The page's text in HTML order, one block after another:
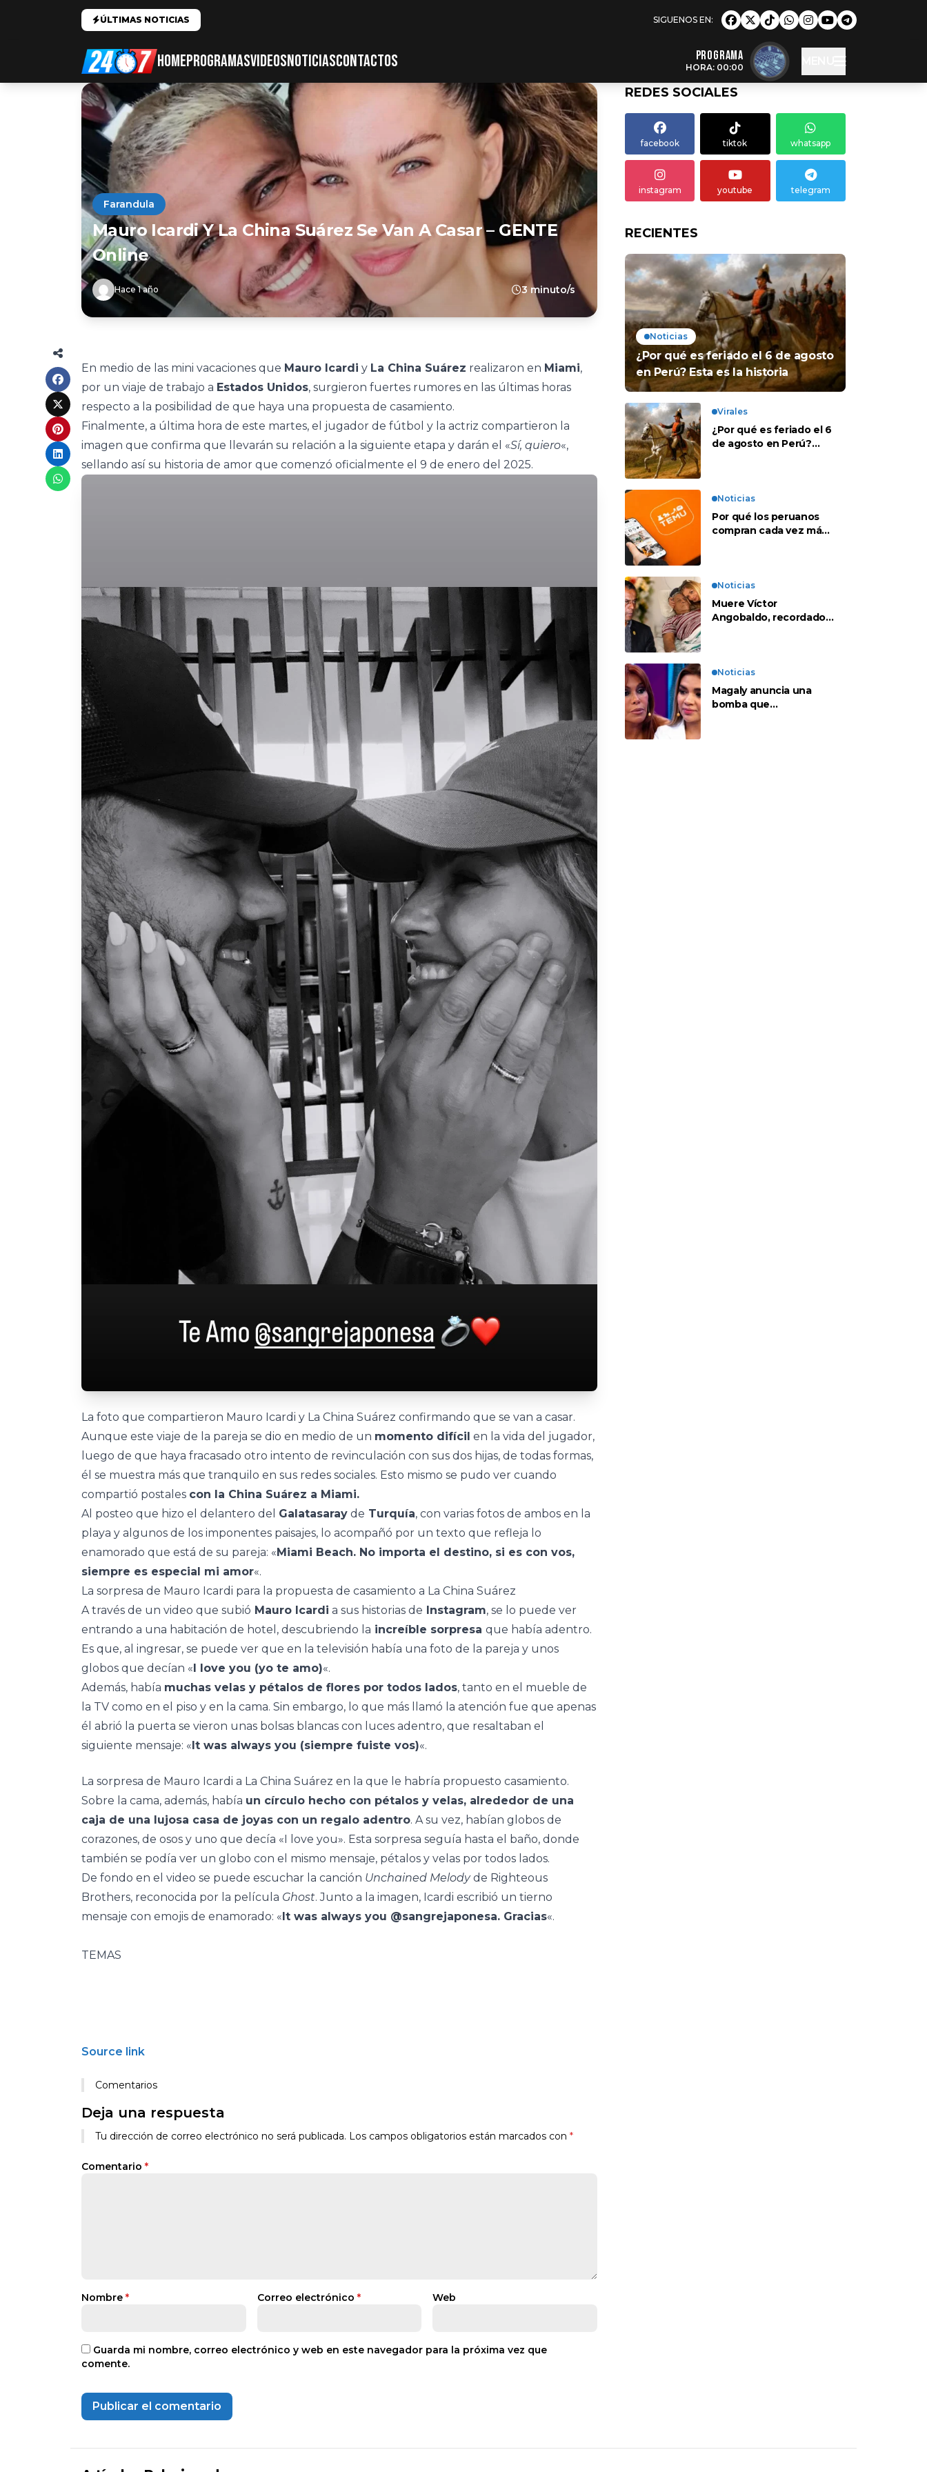
ÚLTIMAS NOTICIAS
HOMEPROGRAMASVIDEOSNOTICIASCONTACTOS Programa
HORA: 00:00
Farandula
Mauro Icardi Y La China Suárez Se Van A Casar – GENTE
Online
Hace 1 año 3 minuto/s
En medio de las mini vacaciones que Mauro Icardi y La China Suárez realizaron en Miami,
por un viaje de trabajo a Estados Unidos, surgieron fuertes rumores en las últimas horas
respecto a la posibilidad de que haya una propuesta de casamiento.
Finalmente, a última hora de este martes, el jugador de fútbol y la actriz compartieron la
imagen que confirma que llevarán su relación a la siguiente etapa y darán el «Sí, quiero«,
sellando así su historia de amor que comenzó oficialmente el 9 de enero del 2025.
La foto que compartieron Mauro Icardi y La China Suárez confirmando que se van a casar.
Aunque este viaje de la pareja se dio en medio de un momento difícil en la vida del jugador,
luego de que haya fracasado otro intento de revinculación con sus dos hijas, de todas formas,
él se muestra más que tranquilo en sus redes sociales. Esto mismo se pudo ver cuando
compartió postales con la China Suárez a Miami.
Al posteo que hizo el delantero del Galatasaray de Turquía, con varias fotos de ambos en la
playa y algunos de los imponentes paisajes, lo acompañó por un texto que refleja lo
enamorado que está de su pareja: « Miami Beach. No importa el destino, si es con vos,
siempre es especial mi amor«.
La sorpresa de Mauro Icardi para la propuesta de casamiento a La China Suárez
A través de un video que subió Mauro Icardi a sus historias de Instagram, se lo puede ver
entrando a una habitación de hotel, descubriendo la increíble sorpresa que había adentro.
Es que, al ingresar, se puede ver que en la televisión había una foto de la pareja y unos
globos que decían « I love you (yo te amo)«.
Además, había muchas velas y pétalos de flores por todos lados, tanto en el mueble de
la TV como en el piso y en la cama. Sin embargo, lo que más llamó la atención fue que apenas
él abrió la puerta se vieron unas bolsas blancas con luces adentro, que resaltaban el
siguiente mensaje: « It was always you (siempre fuiste vos)«.
La sorpresa de Mauro Icardi a La China Suárez en la que le habría propuesto casamiento.
Sobre la cama, además, había un círculo hecho con pétalos y velas, alrededor de una
caja de una lujosa casa de joyas con un regalo adentro. A su vez, habían globos de
corazones, de osos y uno que decía «I love you». Esta sorpresa seguía hasta el baño, donde
también se podía ver un globo con el mismo mensaje, pétalos y velas por todos lados.
De fondo en el video se puede escuchar la canción Unchained Melodyde Righteous
Brothers, reconocida por la película Ghost. Junto a la imagen, Icardi escribió un tierno
mensaje con emojis de enamorado: « It was always you @sangrejaponesa. Gracias«.
TEMAS
Source link
Comentarios
Deja una respuesta
Tu dirección de correo electrónico no será publicada. Los campos obligatorios están marcados con *
Comentario *
Nombre * Correo electrónico * Web
Guarda mi nombre, correo electrónico y web en este navegador para la próxima vez que
comente.
REDES SOCIALES
facebook tiktok whatsapp
instagram youtube telegram
RECIENTES
Noticias
¿Por qué es feriado el 6 de agosto
en Perú? Esta es la historia
Virales
¿Por qué es feriado el 6
de agosto en Perú?
Noticias
Por qué los peruanos
compran cada vez más
Noticias
Muere Víctor
Angobaldo, recordado
Noticias
Magaly anuncia una
bomba que